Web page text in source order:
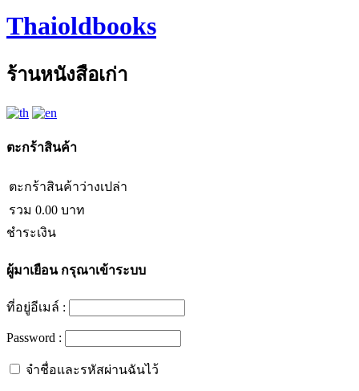
Thaioldbooks
ร้านหนังสือเก่า
ตะกร้าสินค้า
ตะกร้าสินค้าว่างเปล่า
รวม 0.00 บาท
ชำระเงิน
ผู้มาเยือนกรุณาเข้าระบบ
ที่อยู่อีเมล์ :
Password :
จำชื่อและรหัสผ่านฉันไว้